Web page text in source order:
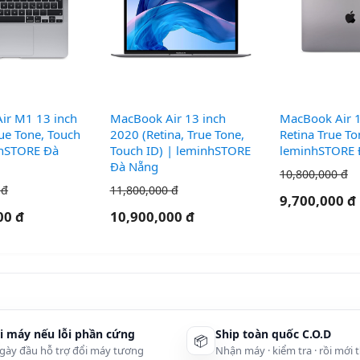
Hệ sinh thái:
kết nối iPhone, iPad, Apple
Watch, AirPods rất tự nhiên – giảm nhiều thao
hợp (Air M4 13 inch)
trọng nhất là RAMvàSSD. CPU M4 đã đủ mạnh
Lý do
M1 13 inch
Tone, Touch
Đà
đ
MacBook Air 13 inch
2020 (Retina, True Tone,
Touch ID) | leminhSTORE
Đà Nẵng
11,800,000 đ
10,900,000 đ
MacBook Air
Retina True
10,800,000 đ
9,700,000 đ
máy nếu lỗi phần cứng
đầu hỗ trợ đổi máy tương
📦 Ship toàn quốc C.O.D
Nhận máy · kiểm tra · rồi mới